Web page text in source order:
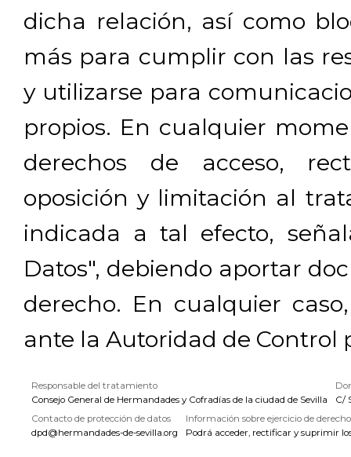
dicha relación, así como
más para cumplir con las
y utilizarse para
propios. En cualquier
derechos de acceso,
oposición y limitación al
indicada a tal efecto,
Datos", debiendo aportar
derecho. En cualquier
ante la Autoridad de Control
Responsable del tratamiento
Consejo General de Hermandades y Cofradías de la ciudad de Sevilla
C/
Contacto de protección de datos
dpd@hermandades-de-sevilla.org
Información sobre ejercicio de
Podrá acceder, rectificar y suprimir